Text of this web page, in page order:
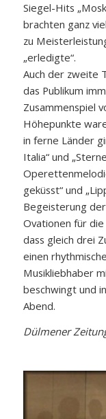
Siegel-Hits
brachten ganz
zu
„erledigte“.
Auch der zweite
das Publikum
Zusammenspiel
Höhepunkte
in ferne Länder
Italia“ und
geküsst“ und
Begeisterung
Ovationen für
dass gleich drei
einen
Musikliebhaber
beschwingt und
Abend.
Dülmener